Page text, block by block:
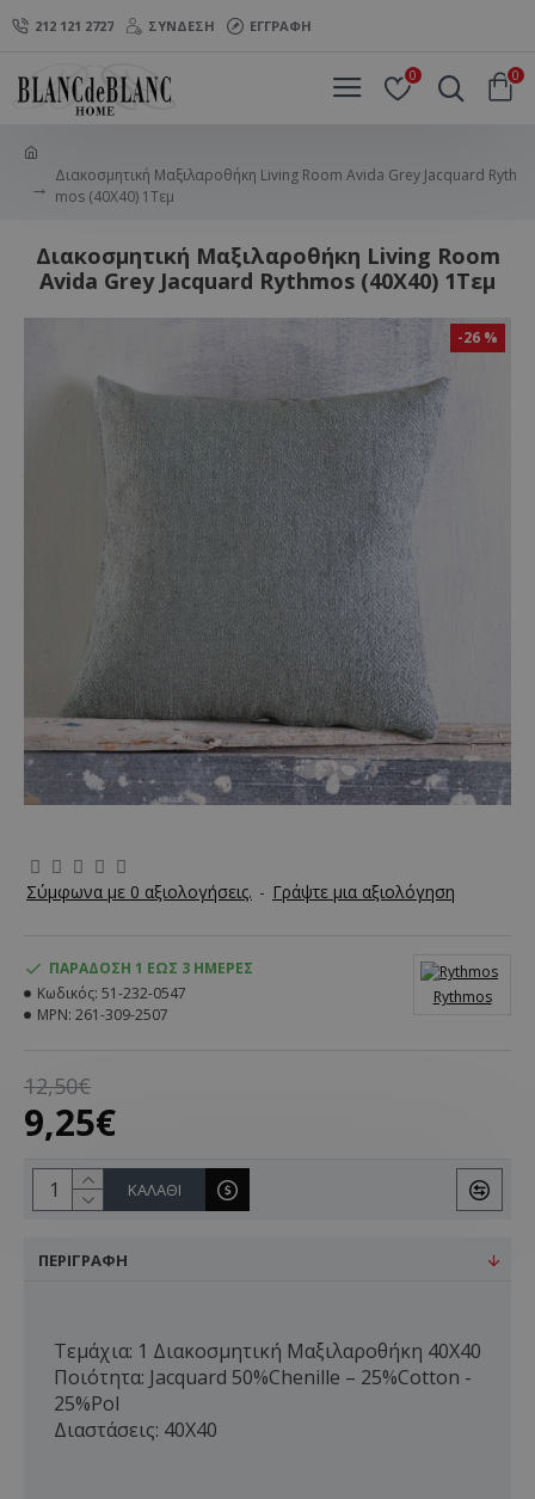
212 121 2727 ΣΎΝΔΕΣΗ ΕΓΓΡΑΦΉ
0 0
Διακοσμητική Μαξιλαροθήκη Living Room Avida Grey Jacquard Ryth
mos (40X40) 1Τεμ
Διακοσμητική Μαξιλαροθήκη Living Room
Avida Grey Jacquard Rythmos (40X40) 1Τεμ
-26 %
Σύμφωνα με 0 αξιολογήσεις. - Γράψτε μια αξιολόγηση
9,25€
12,50€
ΠΑΡΆΔΟΣΗ 1 ΈΩΣ 3 ΗΜΈΡΕΣ
Κωδικός: 51-232-0547
MPN: 261-309-2507
Rythmos
ΚΑΛΆΘΙ
ΠΕΡΙΓΡΑΦΉ
Τεμάχια: 1 Διακοσμητική Μαξιλαροθήκη 40X40
Ποιότητα: Jacquard 50%Chenille – 25%Cotton -
25%Pol
Διαστάσεις: 40X40